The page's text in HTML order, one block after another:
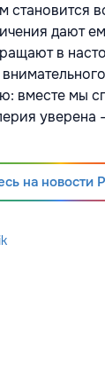
становится
дают
в
вместе мы
уверена
на новости